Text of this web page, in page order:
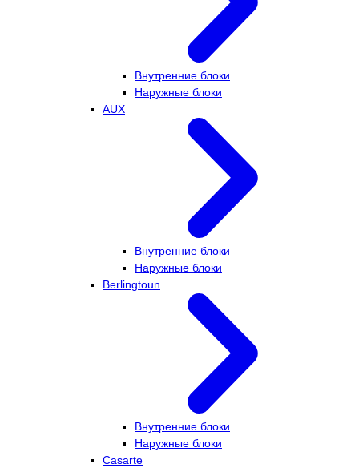
Внутренние блоки
Наружные блоки
AUX
Внутренние блоки
Наружные блоки
Berlingtoun
Внутренние блоки
Наружные блоки
Casarte